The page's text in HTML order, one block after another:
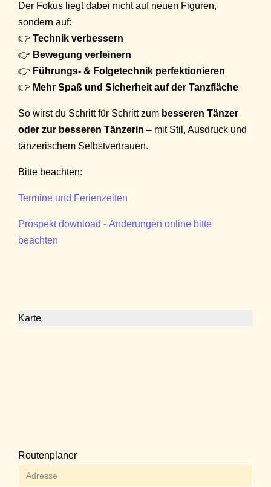
Der Fokus liegt dabei nicht auf neuen Figuren,
sondern auf:
👉 Technik verbessern
👉 Bewegung verfeinern
👉 Führungs- & Folgetechnik perfektionieren
👉 Mehr Spaß und Sicherheit auf der Tanzfläche
So wirst du Schritt für Schritt zum besseren Tänzer
oder zur besseren Tänzerin – mit Stil, Ausdruck und
tänzerischem Selbstvertrauen.
Bitte beachten:
Termine und Ferienzeiten
Prospekt download - Änderungen online bitte
beachten
Karte
Routenplaner